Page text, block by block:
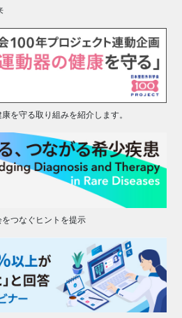
を守る取り組みを紹介します。
つなぐヒントを提示